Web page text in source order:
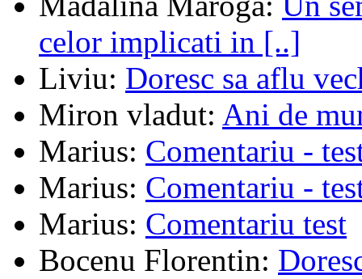
celor implicati in [..]
Liviu: Doresc sa aflu
Miron vladut: Ani de
Marius: Comentariu -
Marius: Comentariu -
Marius: Comentariu test
Bocenu Florentin: